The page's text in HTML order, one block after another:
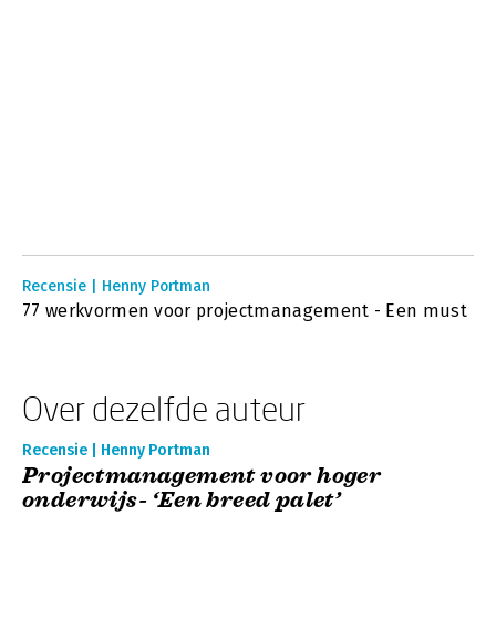
Recensie | Henny Portman
77 werkvormen voor projectmanagement - Een must
Over dezelfde auteur
Recensie | Henny Portman
Projectmanagement voor hoger
onderwijs- ‘Een breed palet’